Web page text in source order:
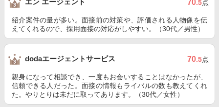
エン エージェント 70.5点
紹介案件の量が多い。面接前の対策や、評価される人物像を伝
えてくれるので、採用面接の対応がしやすい。（30代／男性）
dodaエージェントサービス 70.5点
親身になって相談でき、一度もお会いすることはなかったが、
信頼できる人だった。面接の情報もライバルの数も教えてくれ
た。やりとりは未だに取ってあります。（30代／女性）